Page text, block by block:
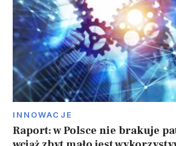
INNOWACJE
Raport: w Polsce nie brakuje